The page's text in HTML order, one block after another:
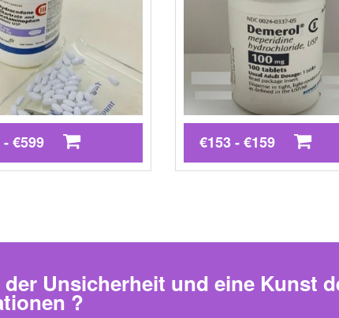
€599 €153 - €159
Unsicherheit und eine Kunst
?